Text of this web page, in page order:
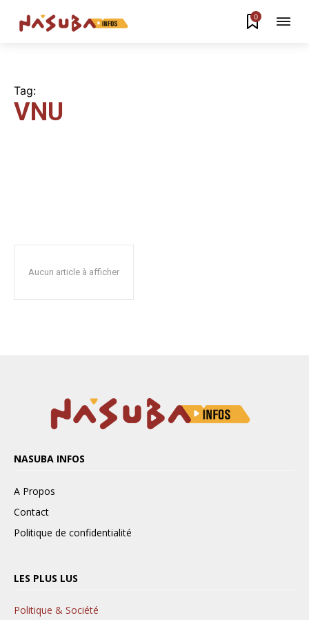
0
Tag:
VNU
Aucun article à afficher
NASUBA INFOS
A Propos
Contact
Politique de confidentialité
LES PLUS LUS
Politique & Société